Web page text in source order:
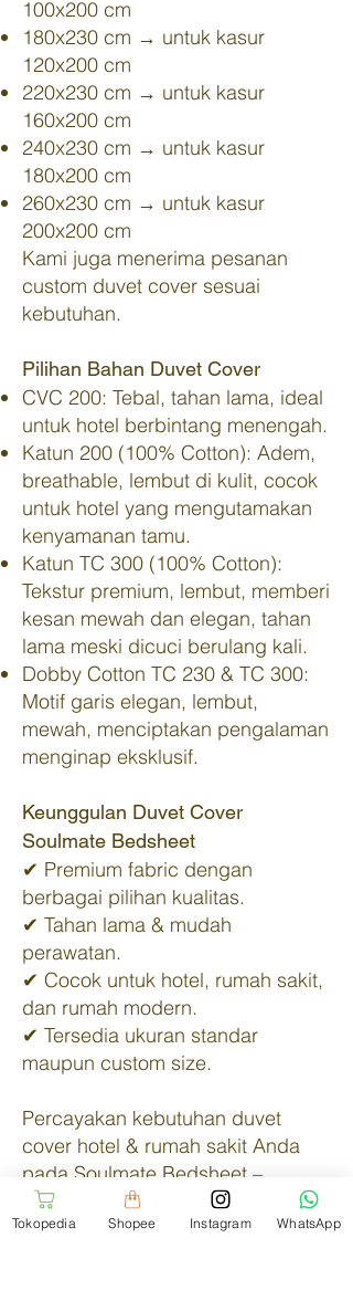
100x200 cm
180x230 cm → untuk kasur
120x200 cm
220x230 cm → untuk kasur
160x200 cm
240x230 cm → untuk kasur
180x200 cm
260x230 cm → untuk kasur
200x200 cm
Kami juga menerima pesanan
custom duvet cover sesuai
kebutuhan.
Pilihan Bahan Duvet Cover
CVC 200: Tebal, tahan lama, ideal
untuk hotel berbintang menengah.
Katun 200 (100% Cotton): Adem,
breathable, lembut di kulit, cocok
untuk hotel yang mengutamakan
kenyamanan tamu.
Katun TC 300 (100% Cotton):
Tekstur premium, lembut, memberi
kesan mewah dan elegan, tahan
lama meski dicuci berulang kali.
Dobby Cotton TC 230 & TC 300:
Motif garis elegan, lembut,
mewah, menciptakan pengalaman
menginap eksklusif.
Keunggulan Duvet Cover
Soulmate Bedsheet
✔ Premium fabric dengan
berbagai pilihan kualitas.
✔ Tahan lama & mudah
perawatan.
✔ Cocok untuk hotel, rumah sakit,
dan rumah modern.
✔ Tersedia ukuran standar
maupun custom size.
Percayakan kebutuhan duvet
cover hotel & rumah sakit Anda
pada Soulmate Bedsheet –
Supplier Linen Indonesia
Terpercaya
Tokopedia Shopee Instagram WhatsApp